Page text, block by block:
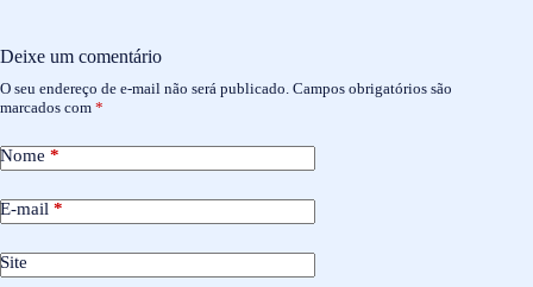
Deixe um comentário
O seu endereço de e-mail não será publicado. Campos obrigatórios são
marcados com *
Nome *
E-mail *
Site